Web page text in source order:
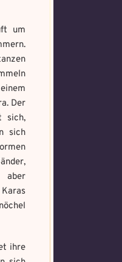
um
Der
sich,
sich
ihre